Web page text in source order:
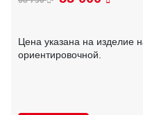
Цена указана на изделие
ориентировочной.